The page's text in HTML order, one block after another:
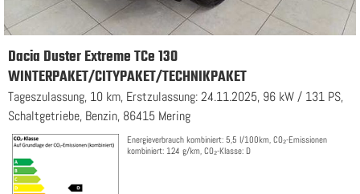
Dacia Duster Extreme TCe 130
WINTERPAKET/CITYPAKET/TECHNIKPAKET
Tageszulassung, 10 km, Erstzulassung: 24.11.2025, 96 kW / 131 PS,
Schaltgetriebe, Benzin, 86415 Mering
Energieverbrauch kombiniert: 5,5 l/100km, CO₂-Emissionen
kombiniert: 124 g/km, CO₂-Klasse: D